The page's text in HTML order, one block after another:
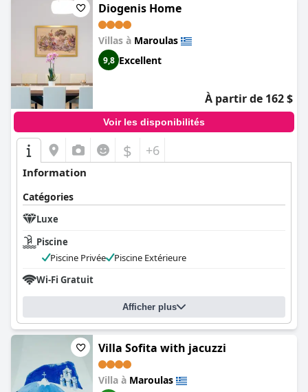
Diogenis Home
Villas à Maroulas
9,8 Excellent
À partir de 162 $
Voir les disponibilités
$ +6
Information
Catégories
Luxe
Piscine
Piscine Privée
Piscine Extérieure
Wi-Fi Gratuit
Afficher plus
Villa Sofita with jacuzzi
Villa à Maroulas